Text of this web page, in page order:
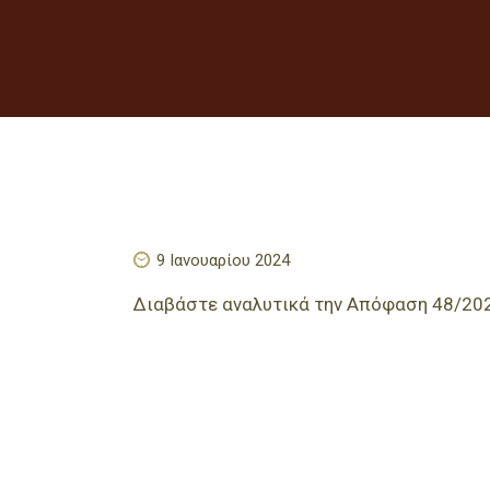
9 Ιανουαρίου 2024
Διαβάστε αναλυτικά την Απόφαση 48/